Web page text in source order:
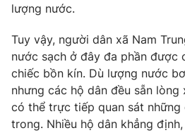
Video
VTV Money VTV
lượng nước.
Tuy vậy, người dân xã Nam
nước sạch ở đây đa phần được
chiếc bồn kín. Dù lượng nước
nhưng các hộ dân đều sẵn
có thể trực tiếp quan sát
trong. Nhiều hộ dân khẳng